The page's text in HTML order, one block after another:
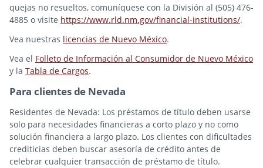
quejas no resueltos, comuníquese con la División al (505) 476-
4885 o visite https://www.rld.nm.gov/financial-institutions/.
Vea nuestras licencias de Nuevo México.
Vea el Folleto de Información al Consumidor de Nuevo México
y la Tabla de Cargos.
Para clientes de Nevada
Residentes de Nevada: Los préstamos de título deben usarse
solo para necesidades financieras a corto plazo y no como
solución financiera a largo plazo. Los clientes con dificultades
crediticias deben buscar asesoría de crédito antes de
celebrar cualquier transacción de préstamo de título.